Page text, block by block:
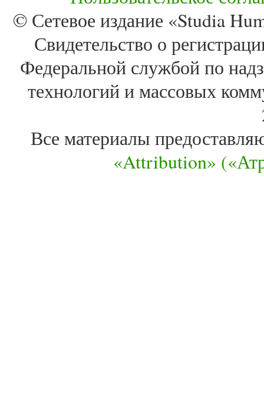
© Сетевое издание «Studia
Свидетельство о
Федеральной службой по
технологий и массовых
Все материалы
«Attribution»